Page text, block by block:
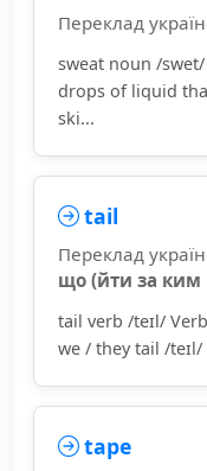
Переклад
sweat noun /
drops of liquid
ski...
tail
Переклад
що (йти за ким
tail verb /teɪl/
we / they tail /
tape